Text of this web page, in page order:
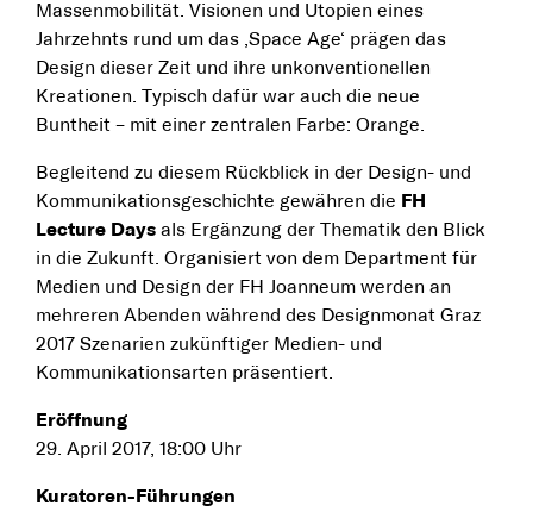
Massenmobilität. Visionen und Utopien eines
Jahrzehnts rund um das ‚Space Age‘ prägen das
Design dieser Zeit und ihre unkonventionellen
Kreationen. Typisch dafür war auch die neue
Buntheit – mit einer zentralen Farbe: Orange.
Begleitend zu diesem Rückblick in der Design- und
Kommunikationsgeschichte gewähren die FH
Lecture Days als Ergänzung der Thematik den Blick
in die Zukunft. Organisiert von dem Department für
Medien und Design der FH Joanneum werden an
mehreren Abenden während des Designmonat Graz
2017 Szenarien zukünftiger Medien- und
Kommunikationsarten präsentiert.
Eröffnung
29. April 2017, 18:00 Uhr
Kuratoren-Führungen